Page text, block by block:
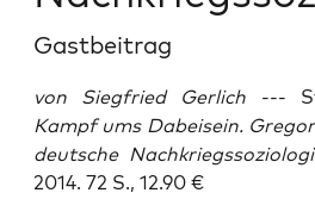
Gastbeitrag
von Siegfried Gerlich ---
Kampf ums Dabeisein.
deutsche
2014. 72 S., 12.90 €